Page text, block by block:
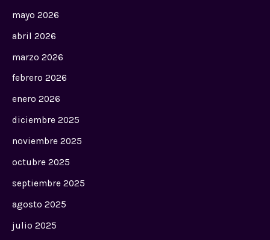
mayo 2026
abril 2026
marzo 2026
febrero 2026
enero 2026
diciembre 2025
noviembre 2025
octubre 2025
septiembre 2025
agosto 2025
julio 2025